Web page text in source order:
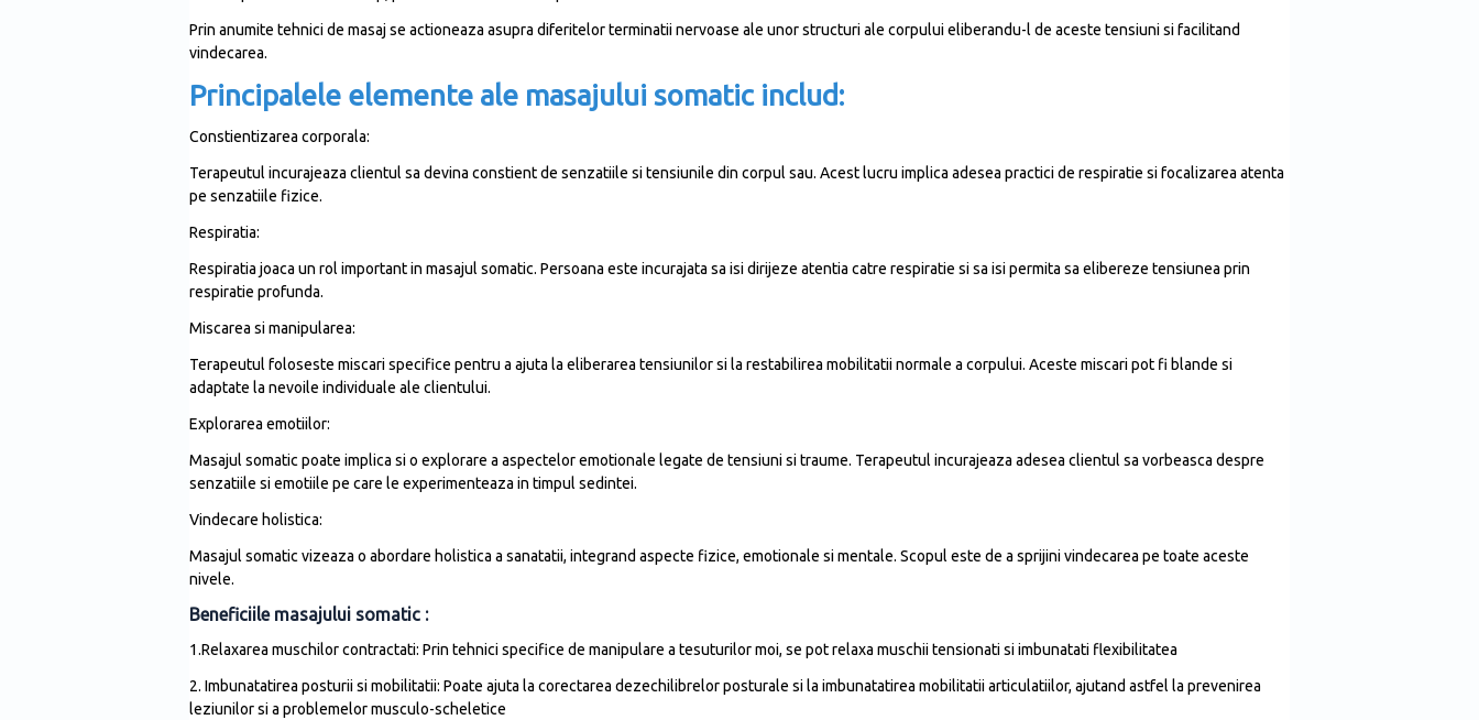
Prin anumite tehnici de masaj se actioneaza asupra diferitelor terminatii nervoase ale unor structuri ale corpului eliberandu-l de aceste tensiuni si facilitand
vindecarea.
Principalele elemente ale masajului somatic includ:
Constientizarea corporala:
Terapeutul incurajeaza clientul sa devina constient de senzatiile si tensiunile din corpul sau. Acest lucru implica adesea practici de respiratie si focalizarea atenta
pe senzatiile fizice.
Respiratia:
Respiratia joaca un rol important in masajul somatic. Persoana este incurajata sa isi dirijeze atentia catre respiratie si sa isi permita sa elibereze tensiunea prin
respiratie profunda.
Miscarea si manipularea:
Terapeutul foloseste miscari specifice pentru a ajuta la eliberarea tensiunilor si la restabilirea mobilitatii normale a corpului. Aceste miscari pot fi blande si
adaptate la nevoile individuale ale clientului.
Explorarea emotiilor:
Masajul somatic poate implica si o explorare a aspectelor emotionale legate de tensiuni si traume. Terapeutul incurajeaza adesea clientul sa vorbeasca despre
senzatiile si emotiile pe care le experimenteaza in timpul sedintei.
Vindecare holistica:
Masajul somatic vizeaza o abordare holistica a sanatatii, integrand aspecte fizice, emotionale si mentale. Scopul este de a sprijini vindecarea pe toate aceste
nivele.
Beneficiile masajului somatic :
1.Relaxarea muschilor contractati: Prin tehnici specifice de manipulare a tesuturilor moi, se pot relaxa muschii tensionati si imbunatati flexibilitatea
2. Imbunatatirea posturii si mobilitatii: Poate ajuta la corectarea dezechilibrelor posturale si la imbunatatirea mobilitatii articulatiilor, ajutand astfel la prevenirea
leziunilor si a problemelor musculo-scheletice